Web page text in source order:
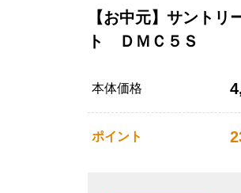
【お中元】サント
ト ＤＭＣ５Ｓ
本体価格
ポイント